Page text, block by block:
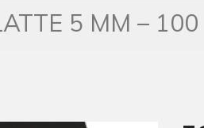
5 MM – 100